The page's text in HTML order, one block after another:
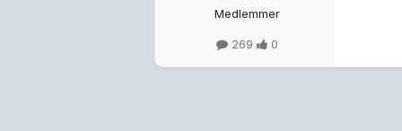
Medlemmer
269 0